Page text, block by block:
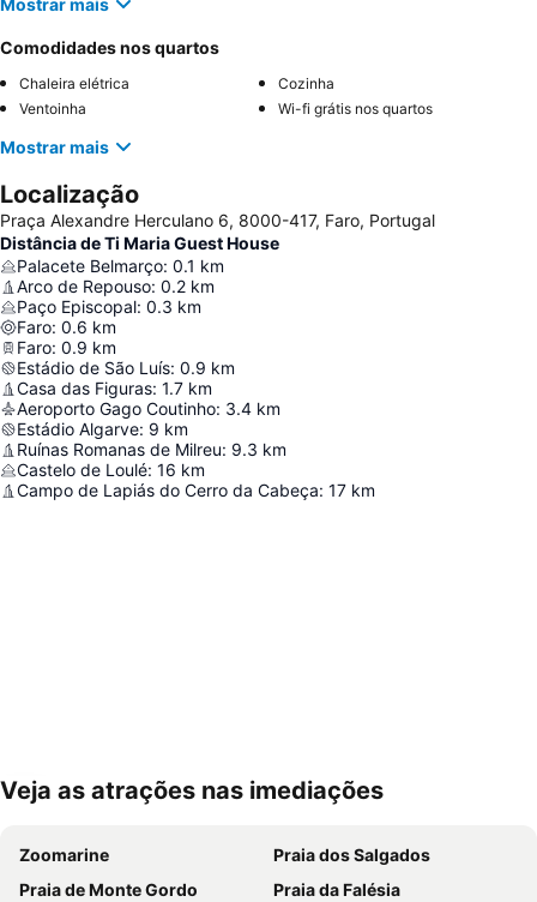
Mostrar mais
Comodidades nos quartos
Chaleira elétrica
Cozinha
Ventoinha
Wi-fi grátis nos quartos
Mostrar mais
Localização
Praça Alexandre Herculano 6, 8000-417, Faro, Portugal
Distância de Ti Maria Guest House
Palacete Belmarço: 0.1 km
Arco de Repouso: 0.2 km
Paço Episcopal: 0.3 km
Faro: 0.6 km
Faro: 0.9 km
Estádio de São Luís: 0.9 km
Casa das Figuras: 1.7 km
Aeroporto Gago Coutinho: 3.4 km
Estádio Algarve: 9 km
Ruínas Romanas de Milreu: 9.3 km
Castelo de Loulé: 16 km
Campo de Lapiás do Cerro da Cabeça: 17 km
Ampliar mapa
Veja as atrações nas imediações
Zoomarine
Praia dos Salgados
Praia de Monte Gordo
Praia da Falésia